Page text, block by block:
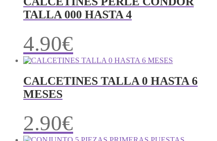
TALLA 000 HASTA 4
4.90€
CALCETINES TALLA 0 HASTA 6
MESES
2.90€